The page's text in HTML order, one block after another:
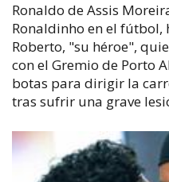
Ronaldo de Assis
Ronaldinho en el fútbol,
Roberto, "su héroe",
con el Gremio de Porto
botas para dirigir la
tras sufrir una grave